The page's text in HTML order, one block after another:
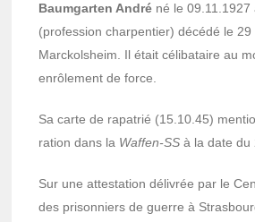
Baum­gar­ten André né le
(profes­sion char­pen­tier) décédé le 29
Marckol­sheim. Il était céli­ba­taire au
enrô­le­ment de force.
Sa carte de rapa­trié (15.10.45)
ra­tion dans la Waffen-SS à la date du
Sur une attes­ta­tion déli­vrée par le
des prison­niers de guerre à